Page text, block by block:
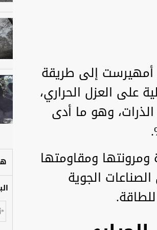
إلى طريقة
على العزل الحراري،
وهو ما أدى
ومرونتها ومقاومتها
الجوية